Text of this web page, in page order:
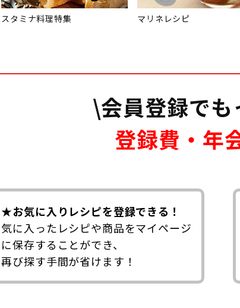
スタミナ料理特集 マリネレシピ
\会員登録で
登録費・年
★お気に入りレシピを登録できる！
気に入ったレシピや商品をマイページ
に保存することができ、
再び探す手間が省けます！